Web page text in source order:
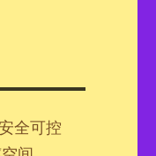
全可控